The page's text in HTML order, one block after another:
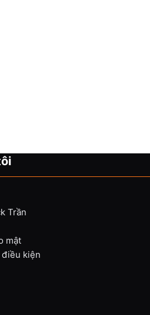
Trần
mật
kiện